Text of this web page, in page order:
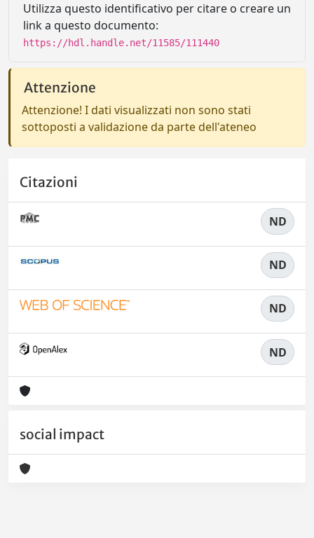
Utilizza questo identificativo per citare o creare un
link a questo documento:
https://hdl.handle.net/11585/111440
Attenzione
Attenzione! I dati visualizzati non sono stati
sottoposti a validazione da parte dell'ateneo
Citazioni
ND
ND
ND
ND
social impact